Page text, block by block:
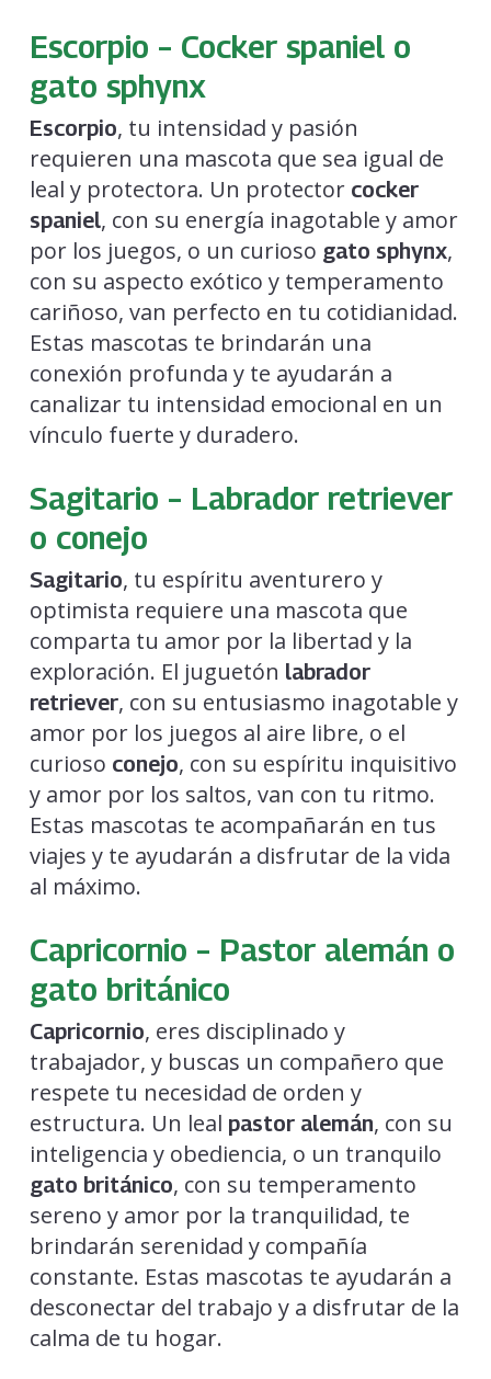
Escorpio – Cocker spaniel o
gato sphynx
Escorpio, tu intensidad y pasión
requieren una mascota que sea igual de
leal y protectora. Un protector cocker
spaniel, con su energía inagotable y amor
por los juegos, o un curioso gato sphynx,
con su aspecto exótico y temperamento
cariñoso, van perfecto en tu cotidianidad.
Estas mascotas te brindarán una
conexión profunda y te ayudarán a
canalizar tu intensidad emocional en un
vínculo fuerte y duradero.
Sagitario – Labrador retriever
o conejo
Sagitario, tu espíritu aventurero y
optimista requiere una mascota que
comparta tu amor por la libertad y la
exploración. El juguetón labrador
retriever, con su entusiasmo inagotable y
amor por los juegos al aire libre, o el
curioso conejo, con su espíritu inquisitivo
y amor por los saltos, van con tu ritmo.
Estas mascotas te acompañarán en tus
viajes y te ayudarán a disfrutar de la vida
al máximo.
Capricornio – Pastor alemán o
gato británico
Capricornio, eres disciplinado y
trabajador, y buscas un compañero que
respete tu necesidad de orden y
estructura. Un leal pastor alemán, con su
inteligencia y obediencia, o un tranquilo
gato británico, con su temperamento
sereno y amor por la tranquilidad, te
brindarán serenidad y compañía
constante. Estas mascotas te ayudarán a
desconectar del trabajo y a disfrutar de la
calma de tu hogar.